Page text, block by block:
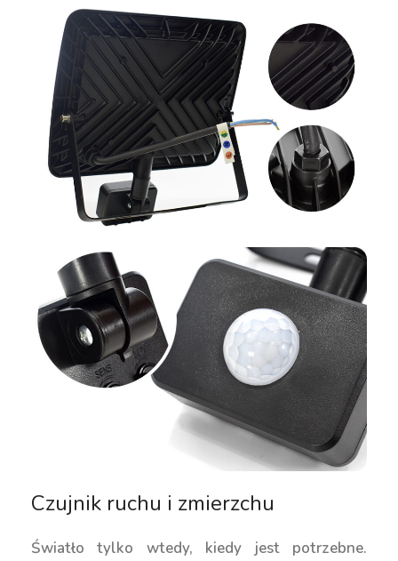
Czujnik ruchu i zmierzchu
Światło tylko wtedy, kiedy jest potrzebne.